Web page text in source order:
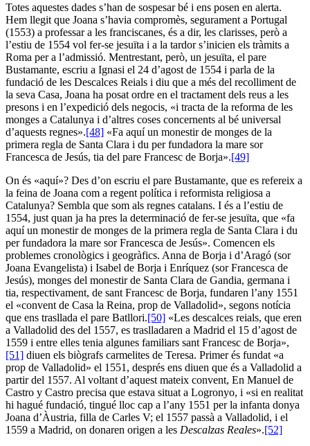
Totes aquestes dades s’han de sospesar bé i ens posen en alerta.
Hem llegit que Joana s’havia compromès, segurament a Portugal
(1553) a professar a les franciscanes, és a dir, les clarisses, però a
l’estiu de 1554 vol fer-se jesuïta i a la tardor s’inicien els tràmits a
Roma per a l’admissió. Mentrestant, però, un jesuïta, el pare
Bustamante, escriu a Ignasi el 24 d’agost de 1554 i parla de la
fundació de les Descalces Reials i diu que a més del recolliment de
la seva Casa, Joana ha posat ordre en el tractament dels reus a les
presons i en l’expedició dels negocis, «i tracta de la reforma de les
monges a Catalunya i d’altres coses concernents al bé universal
d’aquests regnes».[48] «Fa aquí un monestir de monges de la
primera regla de Santa Clara i du per fundadora la mare sor
Francesca de Jesús, tia del pare Francesc de Borja».[49]
On és «aquí»? Des d’on escriu el pare Bustamante, que es refereix a
la feina de Joana com a regent política i reformista religiosa a
Catalunya? Sembla que som als regnes catalans. I és a l’estiu de
1554, just quan ja ha pres la determinació de fer-se jesuïta, que «fa
aquí un monestir de monges de la primera regla de Santa Clara i du
per fundadora la mare sor Francesca de Jesús». Comencen els
problemes cronològics i geogràfics. Anna de Borja i d’Aragó (sor
Joana Evangelista) i Isabel de Borja i Enríquez (sor Francesca de
Jesús), monges del monestir de Santa Clara de Gandia, germana i
tia, respectivament, de sant Francesc de Borja, fundaren l’any 1551
el «convent de Casa la Reina, prop de Valladolid», segons notícia
que ens trasllada el pare Batllori.[50] «Les descalces reials, que eren
a Valladolid des del 1557, es traslladaren a Madrid el 15 d’agost de
1559 i entre elles tenia algunes familiars sant Francesc de Borja»,
[51] diuen els biògrafs carmelites de Teresa. Primer és fundat «a
prop de Valladolid» el 1551, després ens diuen que és a Valladolid a
partir del 1557. Al voltant d’aquest mateix convent, En Manuel de
Castro y Castro precisa que estava situat a Logronyo, i «si en realitat
hi hagué fundació, tingué lloc cap a l’any 1551 per la infanta donya
Joana d’Àustria, filla de Carles V; el 1557 passà a Valladolid, i el
1559 a Madrid, on donaren origen a les Descalzas Reales».[52]